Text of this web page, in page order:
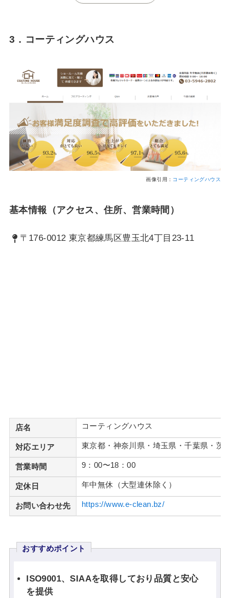
3．コーティングハウス
画像引用： コーティングハウス
基本情報（アクセス、住所、営業時間）
〒176-0012 東京都練馬区豊玉北4丁目23-11
店名 コーティングハウス
対応エリア 東京都・神奈川県・埼玉県・千葉県・茨
営業時間 9：00〜18：00
定休日 年中無休（大型連休除く）
お問い合わせ先 https://www.e-clean.bz/
おすすめポイント
ISO9001、SIAAを取得しており品質と安心
を提供